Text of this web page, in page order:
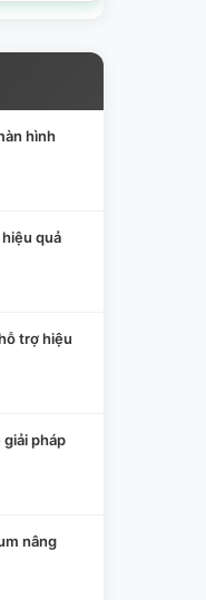
hình
quả
trợ hiệu
pháp
nâng